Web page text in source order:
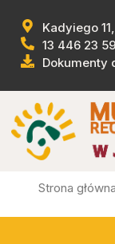
Kadyiego
13 446 23 59
Dokumenty
Strona główna